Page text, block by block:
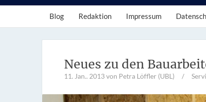
Blog Redaktion Impressum
Neues zu den
11. Jan.. 2013von Petra Löffler (UBL) /